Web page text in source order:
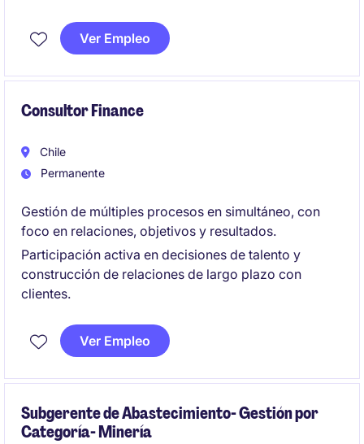
Facilities Management. Se busca un/a profesional
con habilidades administrativas para colaborar en un
Ver Empleo
Consultor Finance
Chile
Permanente
Gestión de múltiples procesos en simultáneo, con
foco en relaciones, objetivos y resultados.
Participación activa en decisiones de talento y
construcción de relaciones de largo plazo con
clientes.
Ver Empleo
Subgerente de Abastecimiento- Gestión por
Categoría- Minería